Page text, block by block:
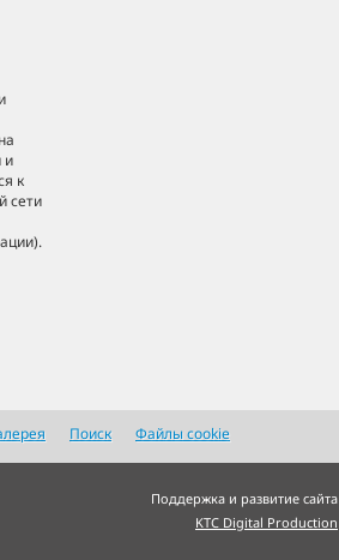
и
к
сети
Поиск Файлы cookie
Поддержка и развитие сайта
KTC Digital Production